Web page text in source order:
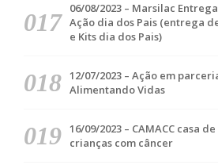
06/08/2023 – Marsilac
Ação dia dos Pais (entrega
e Kits dia dos Pais)
12/07/2023 – Ação em
Alimentando Vidas
16/09/2023 – CAMACC casa
crianças com câncer